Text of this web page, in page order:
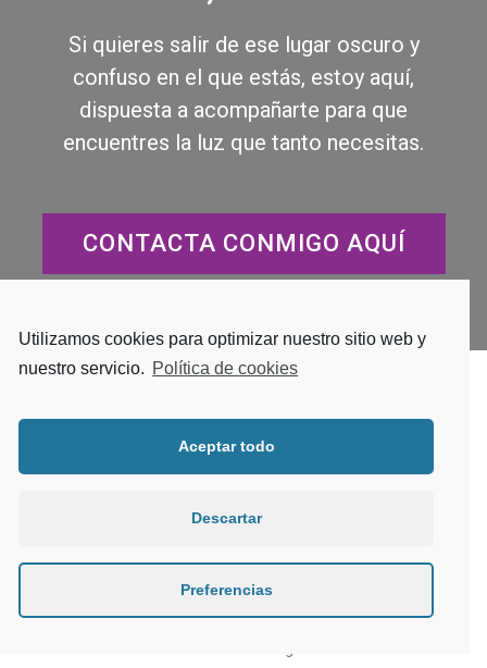
Si quieres salir de ese lugar oscuro y
confuso en el que estás, estoy aquí,
dispuesta a acompañarte para que
encuentres la luz que tanto necesitas.
CONTACTA CONMIGO AQUÍ
© 2021 Catalina Saffon. Todos los derechos
Utilizamos cookies para optimizar nuestro sitio web y
nuestro servicio. Política de cookies
Aceptar todo
Descartar
Preferencias